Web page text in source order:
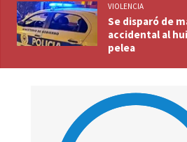
VIOLENCIA
Se disparó de
accidental al
pelea